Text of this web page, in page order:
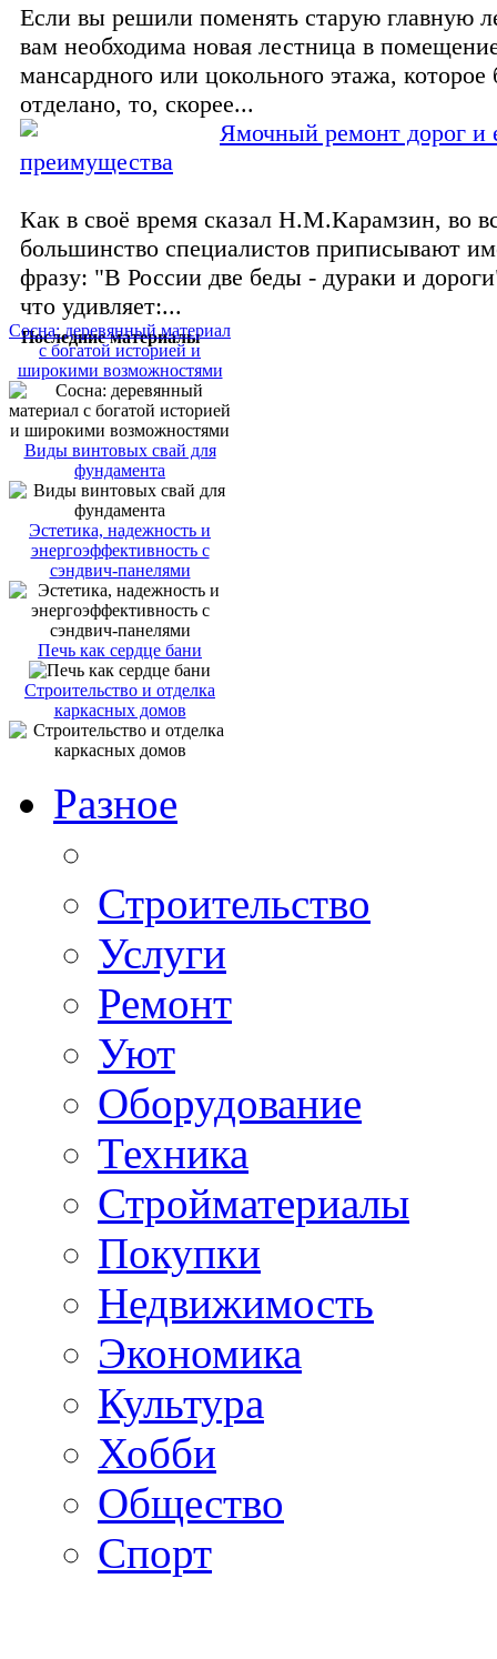
Если вы решили поменять старую главную
вам необходима новая лестница в
мансардного или цокольного этажа, которое
отделано, то, скорее...
Ямочный ремонт дорог и
преимущества
Как в своё время сказал Н.М.Карамзин, во
большинство специалистов приписывают
фразу: "В России две беды - дураки и
что удивляет:...
Последние материалы
Сосна: деревянный материал
с богатой историей и
широкими возможностями
Виды винтовых свай для
фундамента
Эстетика, надежность и
энергоэффективность с
сэндвич-панелями
Печь как сердце бани
Строительство и отделка
каркасных домов
Разное
Строительство
Услуги
Ремонт
Уют
Оборудование
Техника
Стройматериалы
Покупки
Недвижимость
Экономика
Культура
Хобби
Общество
Спорт